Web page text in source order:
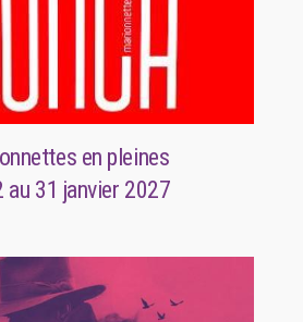
en pleines
31 janvier 2027